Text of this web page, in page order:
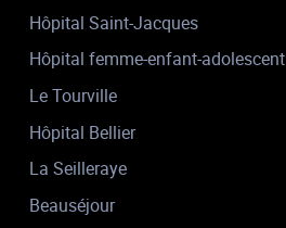
Hôpital Saint-Jacques
Hôpital femme-enfant-adolescent
Le Tourville
Hôpital Bellier
La Seilleraye
Beauséjour